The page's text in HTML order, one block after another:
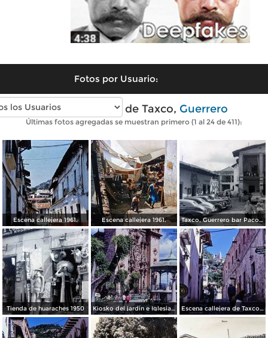
Fotos por Usuario:
Fotos antiguas de Taxco, Guerrero
Últimas fotos agregadas se muestran primero (1 al 24 de 411):
Escena callejera 1961. Escena callejera 1961. Taxco, Guerrero bar Paco 1950
Tienda de huaraches 1950 Kiosko del jardin e Iglesia de Taxco, Guerrero 1967. Escena callejera de Taxco, Guerrero 1967.